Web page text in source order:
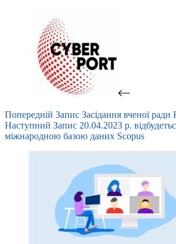
Попередній Запис Засідання вченої
Наступний Запис 20.04.2023 р.
міжнародною базою даних Scopus